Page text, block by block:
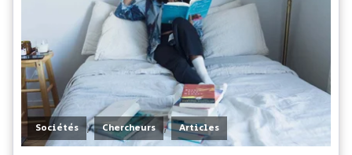
Sociétés , Chercheurs , Articles